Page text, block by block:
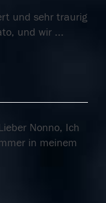
und sehr traurig
und wir ...
Nonno, Ich
in meinem